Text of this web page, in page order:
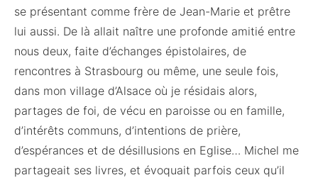
se présentant comme frère de Jean-Marie et prêtre
lui aussi. De là allait naître une profonde amitié entre
nous deux, faite d’échanges épistolaires, de
rencontres à Strasbourg ou même, une seule fois,
dans mon village d’Alsace où je résidais alors,
partages de foi, de vécu en paroisse ou en famille,
d’intérêts communs, d’intentions de prière,
d’espérances et de désillusions en Eglise… Michel me
partageait ses livres, et évoquait parfois ceux qu’il